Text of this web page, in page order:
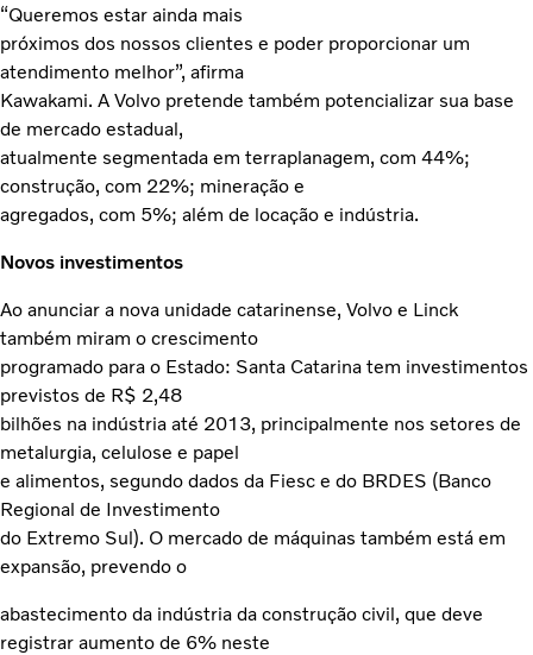
“Queremos estar ainda mais
próximos dos nossos clientes e poder proporcionar um
atendimento melhor”, afirma
Kawakami. A Volvo pretende também potencializar sua base
de mercado estadual,
atualmente segmentada em terraplanagem, com 44%;
construção, com 22%; mineração e
agregados, com 5%; além de locação e indústria.
Novos investimentos
Ao anunciar a nova unidade catarinense, Volvo e Linck
também miram o crescimento
programado para o Estado: Santa Catarina tem investimentos
previstos de R$ 2,48
bilhões na indústria até 2013, principalmente nos setores de
metalurgia, celulose e papel
e alimentos, segundo dados da Fiesc e do BRDES (Banco
Regional de Investimento
do Extremo Sul). O mercado de máquinas também está em
expansão, prevendo o
abastecimento da indústria da construção civil, que deve
registrar aumento de 6% neste